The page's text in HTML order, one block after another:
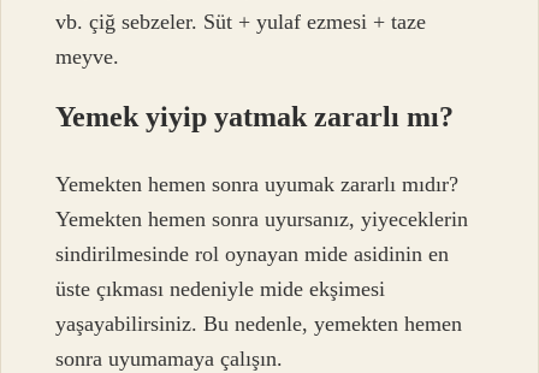
vb. çiğ sebzeler. Süt + yulaf ezmesi + taze
meyve.
Yemek yiyip yatmak zararlı mı?
Yemekten hemen sonra uyumak zararlı mıdır?
Yemekten hemen sonra uyursanız, yiyeceklerin
sindirilmesinde rol oynayan mide asidinin en
üste çıkması nedeniyle mide ekşimesi
yaşayabilirsiniz. Bu nedenle, yemekten hemen
sonra uyumamaya çalışın.